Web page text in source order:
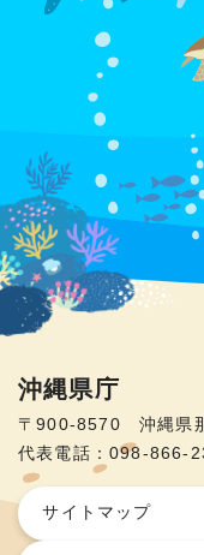
沖縄県庁
〒900-8570 沖縄県
代表電話：098-866-
サイトマップ